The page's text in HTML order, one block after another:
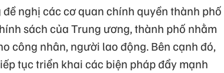
nghị các cơ quan chính quyền thành phố
sách của Trung ương, thành phố nhằm
công nhân, người lao động. Bên cạnh đó,
tục triển khai các biện pháp đẩy mạnh